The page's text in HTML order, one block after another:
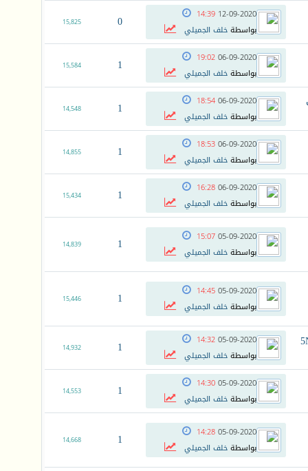
12-09-2020
14:39
بواسطةخلف الجميلي 0
15,825
06-09-2020
19:02
بواسطةخلف الجميلي 1
15,584
06-09-2020
18:54
بواسطةخلف الجميلي 1
14,548
06-09-2020
18:53
بواسطةخلف الجميلي 1
14,855
06-09-2020
16:28
بواسطةخلف الجميلي 1
15,434
05-09-2020
15:07
بواسطةخلف الجميلي 1
14,839
05-09-2020
14:45
بواسطةخلف الجميلي 1
15,446
05-09-2020
14:32
بواسطةخلف الجميلي 1
14,932
05-09-2020
14:30
بواسطةخلف الجميلي 1
14,553
05-09-2020
14:28
بواسطةخلف الجميلي 1
14,668